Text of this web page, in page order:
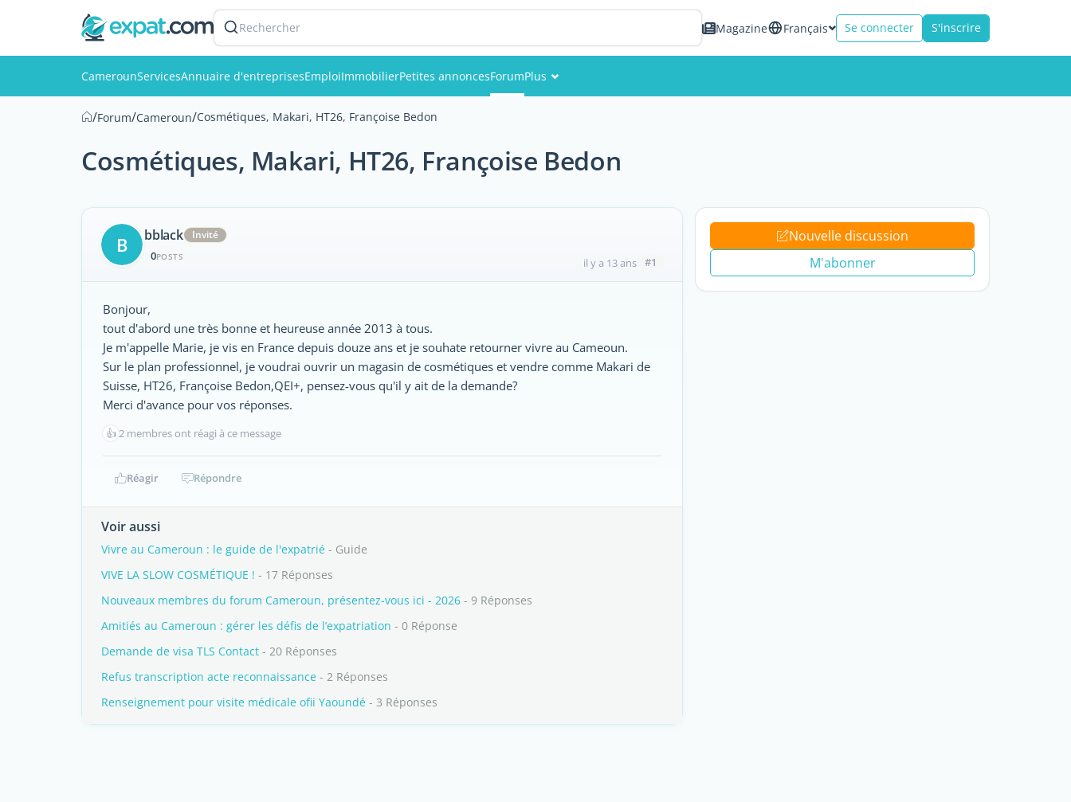
Rechercher Magazine Français Se connecter S'inscrire
CamerounServicesAnnuaire d'entreprisesEmploiImmobilierPetites annoncesForumPlus
Membres
/Forum/Cameroun/Cosmétiques, Makari, HT26, Françoise Bedon
Cosmétiques, Makari, HT26, Françoise Bedon
B bblack Invité
0POSTS il y a 13 ans #1
Bonjour,
tout d'abord une très bonne et heureuse année 2013 à tous.
Je m'appelle Marie, je vis en France depuis douze ans et je souhate retourner vivre au Cameoun.
Sur le plan professionnel, je voudrai ouvrir un magasin de cosmétiques et vendre comme Makari de
Suisse, HT26, Françoise Bedon,QEI+, pensez-vous qu'il y ait de la demande?
Merci d'avance pour vos réponses.
👍2 membres ont réagi à ce message
Réagir Répondre
Voir aussi
Vivre au Cameroun : le guide de l'expatrié - Guide
VIVE LA SLOW COSMÉTIQUE ! - 17 Réponses
Nouveaux membres du forum Cameroun, présentez-vous ici - 2026 - 9 Réponses
Amitiés au Cameroun : gérer les défis de l’expatriation - 0 Réponse
Demande de visa TLS Contact - 20 Réponses
Refus transcription acte reconnaissance - 2 Réponses
Renseignement pour visite médicale ofii Yaoundé - 3 Réponses
Nouvelle discussion
M'abonner